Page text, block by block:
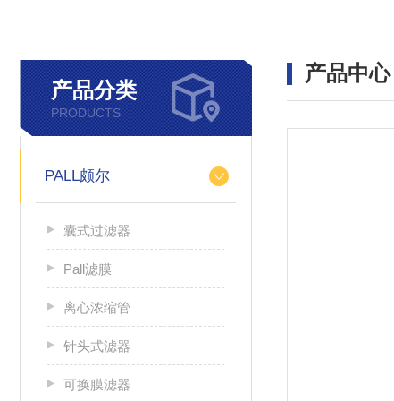
产品分类
PRODUCTS
PALL颇尔
囊式过滤器
Pall滤膜
离心浓缩管
针头式滤器
可换膜滤器
产品中心